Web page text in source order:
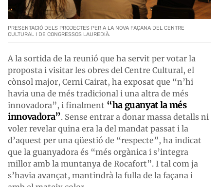
PRESENTACIÓ DELS PROJECTES PER A LA NOVA FAÇANA DEL CENTRE
CULTURAL I DE CONGRESSOS LAUREDIÀ.
A la sortida de la reunió que ha servit per votar la
proposta i visitar les obres del Centre Cultural, el
cònsol major, Cerni Cairat, ha exposat que “n’hi
havia una de més tradicional i una altra de més
innovadora”, i finalment “ha guanyat la més
innovadora”. Sense entrar a donar massa detalls ni
voler revelar quina era la del mandat passat i la
d’aquest per una qüestió de “respecte”, ha indicat
que la guanyadora és “més orgànica i s’integra
millor amb la muntanya de Rocafort”. I tal com ja
s’havia avançat, mantindrà la fulla de la façana i